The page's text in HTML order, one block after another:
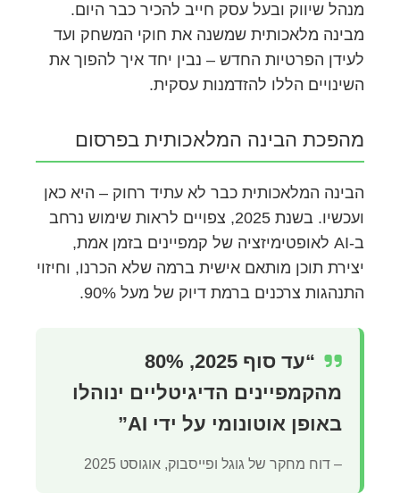
מנהל שיווק ובעל עסק חייב להכיר כבר היום.
מבינה מלאכותית שמשנה את חוקי המשחק ועד
לעידן הפרטיות החדש – נבין יחד איך להפוך את
השינויים הללו להזדמנות עסקית.
מהפכת הבינה המלאכותית בפרסום
הבינה המלאכותית כבר לא עתיד רחוק – היא כאן
ועכשיו. בשנת 2025, צפויים לראות שימוש נרחב
ב-AI לאופטימיזציה של קמפיינים בזמן אמת,
יצירת תוכן מותאם אישית ברמה שלא הכרנו, וחיזוי
התנהגות צרכנים ברמת דיוק של מעל 90%.
“עד סוף 2025, 80%
מהקמפיינים הדיגיטליים ינוהלו
באופן אוטונומי על ידי AI”
– דוח מחקר של גוגל ופייסבוק, אוגוסט 2025